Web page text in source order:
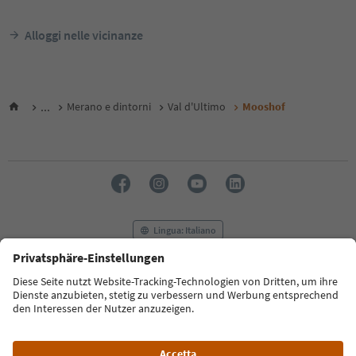
Alloggi nelle vicinanze
... Merano e dintorni Val d'Ultimo Mooshof
Lingua: Italiano
FAQ Contatti Press MICE
Privacy Policy
Termini e condizioni
Crediti
Cookie Policy
Alto Adige B2B